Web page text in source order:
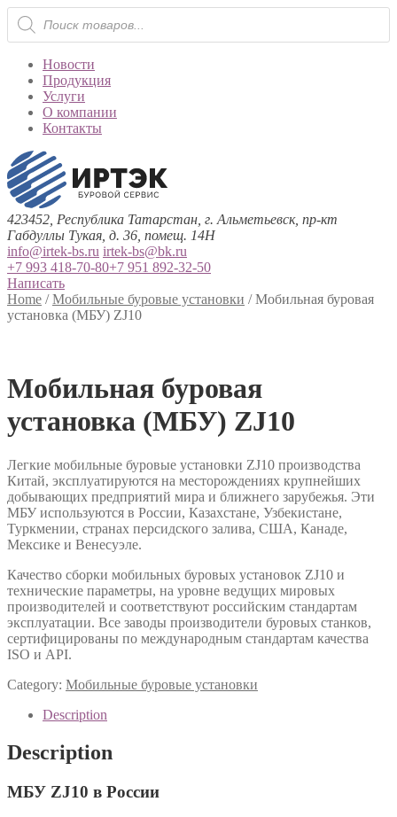
Поиск
товаров
Новости
Продукция
Услуги
О компании
Контакты
423452, Республика Татарстан, г. Альметьевск, пр-кт
Габдуллы Тукая, д. 36, помещ. 14Н
info@irtek-bs.ru irtek-bs@bk.ru
+7 993 418-70-80+7 951 892-32-50
Написать
Home /Мобильные буровые установки /Мобильная буровая
установка (МБУ) ZJ10
Мобильная буровая
установка (МБУ) ZJ10
Легкие мобильные буровые установки ZJ10 производства
Китай, эксплуатируются на месторождениях крупнейших
добывающих предприятий мира и ближнего зарубежья. Эти
МБУ используются в России, Казахстане, Узбекистане,
Туркмении, странах персидского залива, США, Канаде,
Мексике и Венесуэле.
Качество сборки мобильных буровых установок ZJ10 и
технические параметры, на уровне ведущих мировых
производителей и соответствуют российским стандартам
эксплуатации. Все заводы производители буровых станков,
сертифицированы по международным стандартам качества
ISO и API.
Category: Мобильные буровые установки
Description
Description
МБУ ZJ10 в России